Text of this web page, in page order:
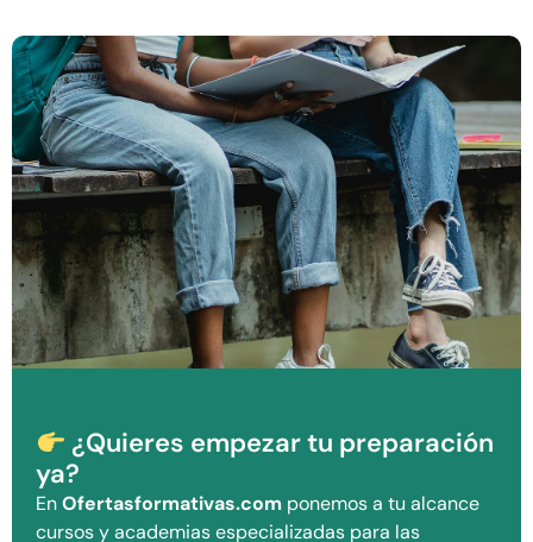
¿Quieres empezar tu preparación
ya?
EnOfertasformativas.com ponemos a tu alcance
cursos y academias especializadas para las